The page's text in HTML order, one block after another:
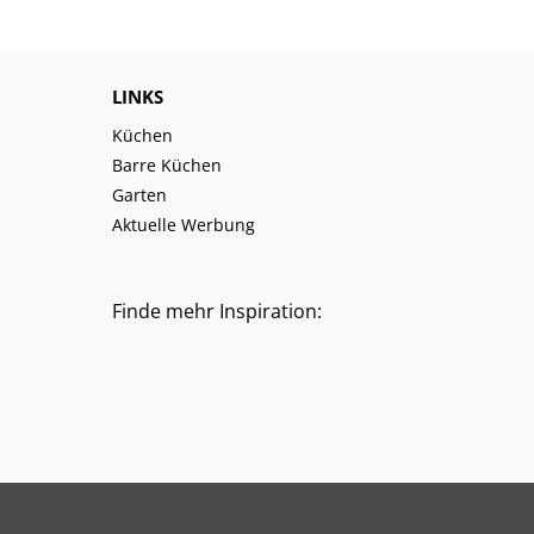
LINKS
Küchen
Barre Küchen
Garten
Aktuelle Werbung
Finde mehr Inspiration: